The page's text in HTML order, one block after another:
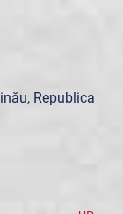
Republica